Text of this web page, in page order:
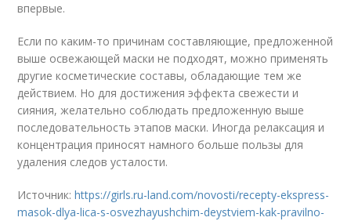
впервые.
Если по каким-то причинам составляющие, предложенной
выше освежающей маски не подходят, можно применять
другие косметические составы, обладающие тем же
действием. Но для достижения эффекта свежести и
сияния, желательно соблюдать предложенную выше
последовательность этапов маски. Иногда релаксация и
концентрация приносят намного больше пользы для
удаления следов усталости.
Источник:https://girls.ru-land.com/novosti/recepty-ekspress-
masok-dlya-lica-s-osvezhayushchim-deystviem-kak-pravilno-